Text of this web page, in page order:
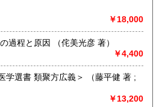
LINEでご連絡くださいませ。
会科学、自然科学、美術工芸、国
、近代文献、趣味、外国書、サブ
￥18,000
世界大恐慌 1929年恐慌の過程と原因 （侘美光彦 著）
￥4,400
類聚方広義＞ （藤平健 著 ;
￥13,200